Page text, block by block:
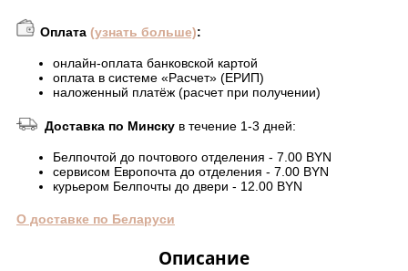
Оплата (узнать больше):
онлайн-оплата банковской картой
оплата в системе «Расчет» (ЕРИП)
наложенный платёж (расчет при получении)
Доставка по Минску в течение 1-3 дней:
Белпочтой до почтового отделения - 7.00 BYN
сервисом Европочта до отделения - 7.00 BYN
курьером Белпочты до двери - 12.00 BYN
О доставке по Беларуси
Описание